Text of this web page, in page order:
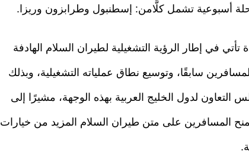
تأتي في إطار الرؤية التشغيلية لطيران السلام الهادفة
سابقًا، وتوسيع نطاق عملياته التشغيلية، وبذلك
التعاون لدول الخليج العربية بهذه الوجهة، مشيرًا إلى
المسافرين على متن طيران السلام المزيد من خيارات